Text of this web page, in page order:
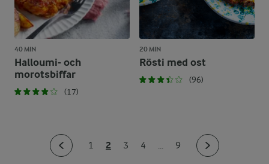
40 MIN
Halloumi- och
morotsbiffar
(17)
20 MIN
Rösti med ost
(96)
1 2 3 4 ... 9